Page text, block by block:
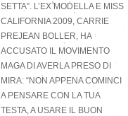
SETTA”. L’EX MODELLA E MISS
CALIFORNIA 2009, CARRIE
PREJEAN BOLLER, HA
ACCUSATO IL MOVIMENTO
MAGA DI AVERLA PRESO DI
MIRA: “NON APPENA COMINCI
A PENSARE CON LA TUA
TESTA, A USARE IL BUON